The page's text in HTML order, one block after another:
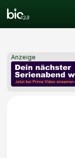
Anzeige